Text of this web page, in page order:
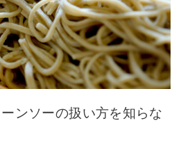
ンソーの扱い方を知らな